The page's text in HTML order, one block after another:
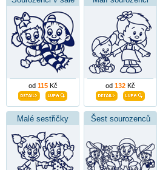
od 115Kč od 132 Kč
Malé sestřičky Šest sourozenců